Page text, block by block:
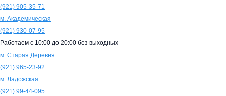
(921) 905-35-71
м. Академическая
(921) 930-07-95
Работаем с 10:00 до 20:00 без выходных
м. Старая Деревня
(921) 965-23-92
м. Ладожская
(921) 99-44-095